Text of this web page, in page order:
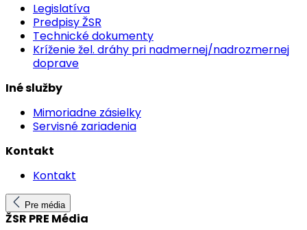
Legislatíva
Predpisy ŽSR
Technické dokumenty
Kríženie žel. dráhy pri nadmernej/nadrozmernej
doprave
Iné služby
Mimoriadne zásielky
Servisné zariadenia
Kontakt
Kontakt
Pre média
ŽSR PRE Média